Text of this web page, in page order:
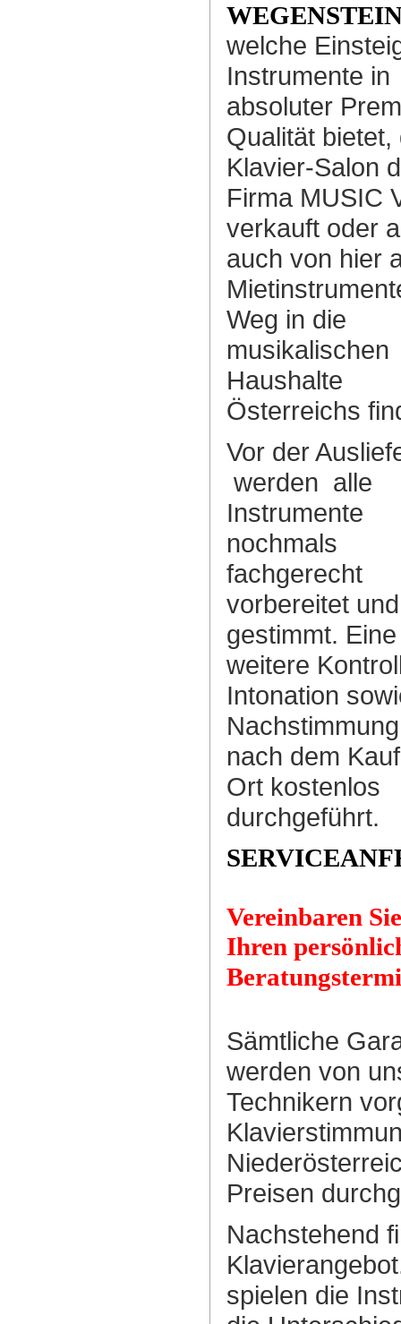
welche
Instrumente in
absoluter
Qualität bietet,
Klavier-Salon
Firma MUSIC
verkauft oder
auch von hier
Weg in die
musikalischen
Haushalte
Österreichs
Vor der
werden alle
Instrumente
nochmals
fachgerecht
vorbereitet und
gestimmt. Eine
weitere
Intonation
nach dem
Ort kostenlos
durchgeführt.
Vereinbaren
Ihren
Sämtliche
werden von
Technikern
Preisen
Nachstehend
spielen die